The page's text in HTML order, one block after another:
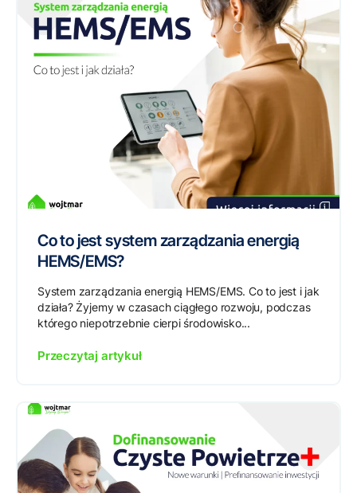
Co to jest system zarządzania energią
HEMS/EMS?
System zarządzania energią HEMS/EMS. Co to jest i jak
działa? Żyjemy w czasach ciągłego rozwoju, podczas
którego niepotrzebnie cierpi środowisko...
Przeczytaj artykuł